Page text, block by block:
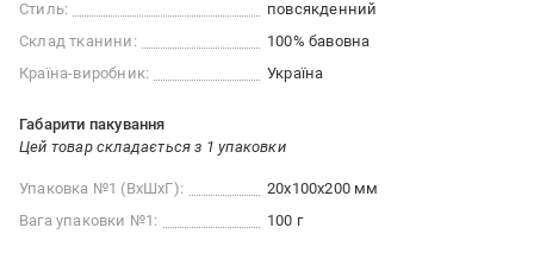
Стиль:
повсякденний
Склад тканини:
100% бавовна
Країна-виробник:
Україна
Габарити пакування
Цей товар складається з 1 упаковки
Упаковка №1 (ВхШхГ):
20x100x200 мм
Вага упаковки №1:
100 г